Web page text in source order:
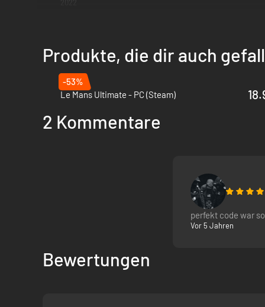
Produkte, die dir auch
-53%
Le Mans Ultimate - PC (Steam)
2 Kommentare
perfekt code war
Vor 5 Jahren
Bewertungen